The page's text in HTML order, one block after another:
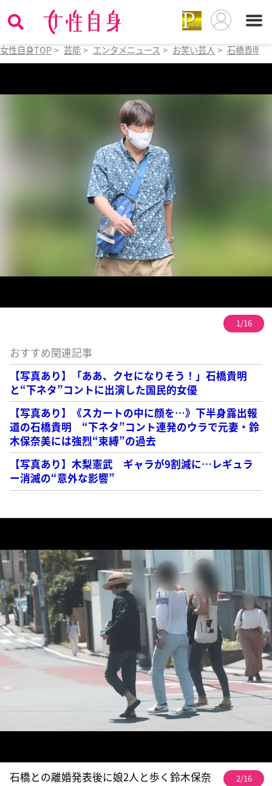
女性自身TOP > 芸能 > エンタメニュース > お笑い芸人 > 石橋貴明
1/16
おすすめ関連記事
【写真あり】「ああ、クセになりそう！」石橋貴明
と“下ネタ”コントに出演した国民的女優
【写真あり】《スカートの中に顔を…》下半身露出報
道の石橋貴明 “下ネタ”コント連発のウラで元妻・鈴
木保奈美には強烈“束縛”の過去
【写真あり】木梨憲武 ギャラが9割減に…レギュラ
ー消滅の“意外な影響”
石橋との離婚発表後に娘2人と歩く鈴木保奈
2/16